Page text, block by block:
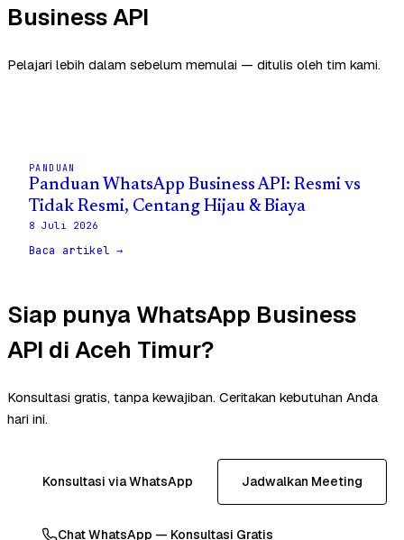
Business API
Pelajari lebih dalam sebelum memulai — ditulis oleh tim kami.
PANDUAN
Panduan WhatsApp Business API: Resmi vs
Tidak Resmi, Centang Hijau & Biaya
8 Juli 2026
Baca artikel →
Siap punya WhatsApp Business
API di Aceh Timur?
Konsultasi gratis, tanpa kewajiban. Ceritakan kebutuhan Anda
hari ini.
Konsultasi via WhatsApp Jadwalkan Meeting
Chat WhatsApp — Konsultasi Gratis